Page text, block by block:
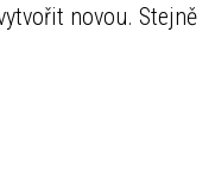
novou. Stejně